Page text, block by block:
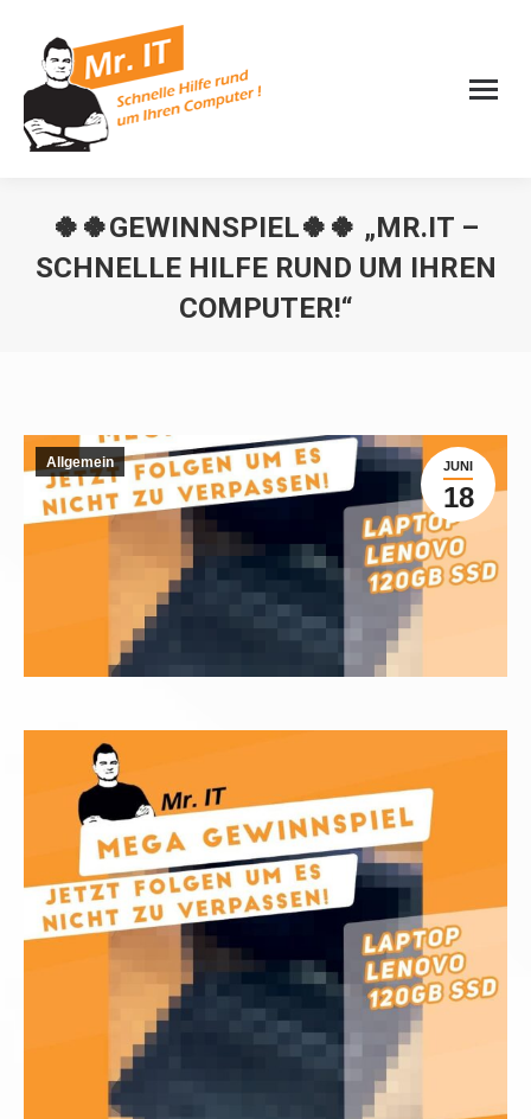
🍀🍀GEWINNSPIEL🍀🍀 „MR.IT –
SCHNELLE HILFE RUND UM IHREN
COMPUTER!“
JUNI
18
Allgemein